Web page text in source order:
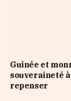
Guinée et
souveraineté
repenser